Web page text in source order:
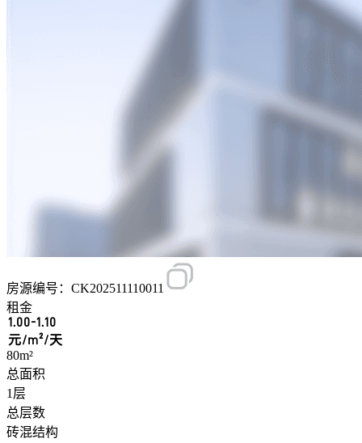
房源编号：CK202511110011
租金
1.00-1.10
元/m²/天
80m²
总面积
1层
总层数
砖混结构